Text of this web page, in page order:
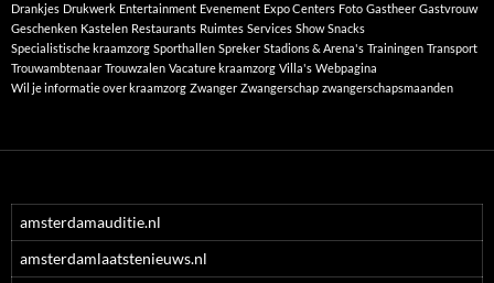
Drankjes Drukwerk Entertainment Evenement Expo Centers Foto Gastheer Gastvrouw
Geschenken Kastelen Restaurants Ruimtes Services Show Snacks
Specialistische kraamzorg Sporthallen Spreker Stadions & Arena's Trainingen Transport
Trouwambtenaar Trouwzalen Vacature kraamzorg Villa's Webpagina
Wil je informatie over kraamzorg Zwanger Zwangerschap zwangerschapsmaanden
amsterdamauditie.nl
amsterdamlaatstenieuws.nl